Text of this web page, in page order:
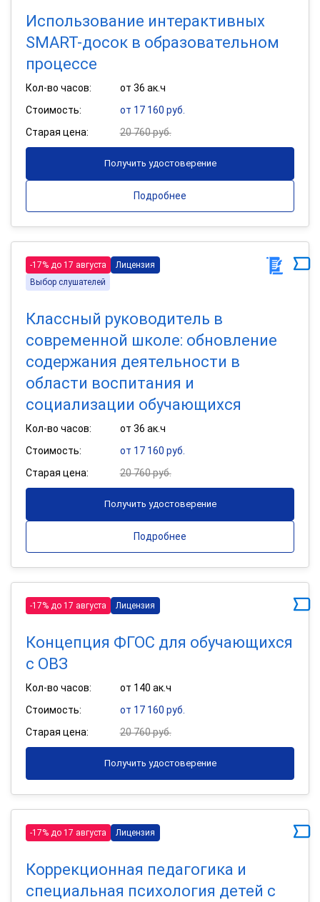
Использование интерактивных
SMART-досок в образовательном
процессе
Кол-во часов:
от 36 ак.ч
Стоимость:
от 17 160 руб.
Старая цена:
20 760 руб.
Получить удостоверение
Подробнее
-17% до 17 августа
Лицензия
Выбор слушателей
Классный руководитель в
современной школе: обновление
содержания деятельности в
области воспитания и
социализации обучающихся
Кол-во часов:
от 36 ак.ч
Стоимость:
от 17 160 руб.
Старая цена:
20 760 руб.
Получить удостоверение
Подробнее
-17% до 17 августа Лицензия
Концепция ФГОС для обучающихся
с ОВЗ
Кол-во часов:
от 140 ак.ч
Стоимость:
от 17 160 руб.
Старая цена:
20 760 руб.
Получить удостоверение
-17% до 17 августа Лицензия
Коррекционная педагогика и
специальная психология детей с